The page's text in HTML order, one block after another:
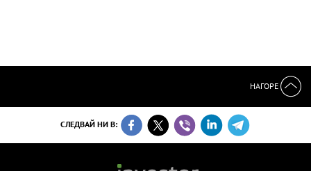
НАГОРЕ
СЛЕДВАЙ НИ В: